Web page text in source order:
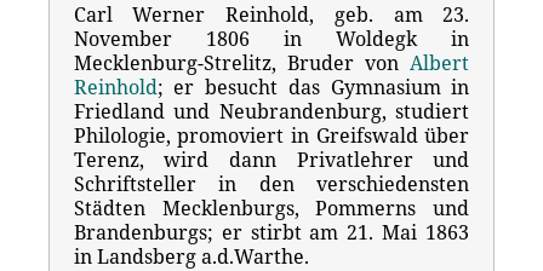
Carl Werner Reinhold, geb. am 23.
November 1806 in Woldegk in
Mecklenburg-Strelitz, Bruder vonAlbert
Reinhold; er besucht das Gymnasium in
Friedland und Neubrandenburg, studiert
Philologie, promoviert in Greifswald über
Terenz, wird dann Privatlehrer und
Schriftsteller in den verschiedensten
Städten Mecklenburgs, Pommerns und
Brandenburgs; er stirbt am 21. Mai 1863
in Landsberg a.d.Warthe.